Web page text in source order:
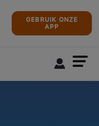
GEBRUIK ONZE
APP